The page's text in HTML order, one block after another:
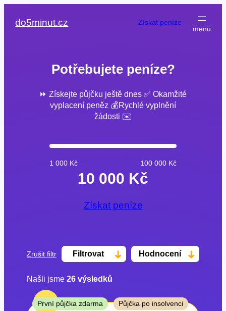
do5minut.cz Získat peníze
Potřebujete peníze?
⏩ Získejte půjčku ještě dnes ✅ Okamžité
vyplacení peněz 💰Rychlé vyplnění
žádosti ✉️
1 000 Kč 100 000 Kč
10 000 Kč
Získat peníze
Zrušit filtr Filtrovat Hodnocení
Cena
Od
Našli jsme 26výsledků
TOP
První půjčka zdarma Půjčka po insolvenci